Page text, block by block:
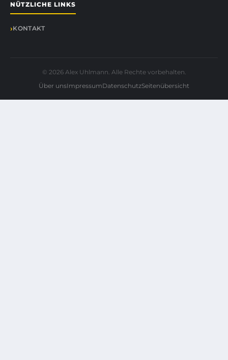
NÜTZLICHE LINKS
KONTAKT
© 2026 Alex Uhlmann. Alle Rechte vorbehalten.
Über unsImpressumDatenschutzSeitenübersicht